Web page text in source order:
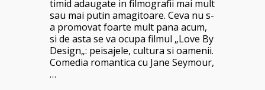
timid adaugate in filmografii mai mult
sau mai putin amagitoare. Ceva nu s-
a promovat foarte mult pana acum,
si de asta se va ocupa filmul „Love By
Design„: peisajele, cultura si oamenii.
Comedia romantica cu Jane Seymour,
…